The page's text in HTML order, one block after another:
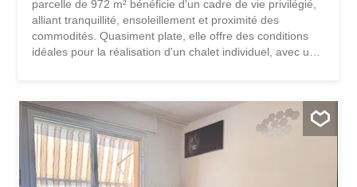
parcelle de 972 m² bénéficie d'un cadre de vie privilégié,
alliant tranquillité, ensoleillement et proximité des
commodités. Quasiment plate, elle offre des conditions
idéales pour la réalisation d'un chalet individuel, avec une
l’électricité se situe en bordure de parcelle, facilitant ainsi
la mise en œuvre de votre projet de construction.
Caractéristiques techniques du terrain : Commune : Val-
d'Illiez Surface : 972 m² Zone d'affectation : Zone de
chalets Densité : 0,30 Topographie : Parcelle quasiment
plate Équipement : Eau équipée, électricité en bordure de